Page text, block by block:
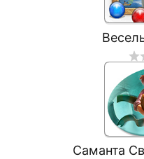
Саманта